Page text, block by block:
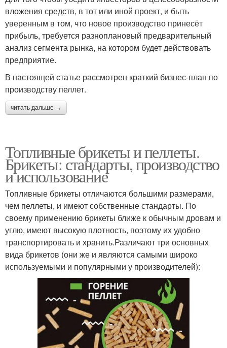
вложения средств, в тот или иной проект, и быть
уверенным в том, что новое производство принесёт
прибыль, требуется разноплановый предварительный
анализ сегмента рынка, на котором будет действовать
предприятие.
В настоящей статье рассмотрен краткий бизнес-план по
производству пеллет.
читать дальше →
Топливные брикеты и пеллеты.
Брикеты: стандарты, производство
и использование
Топливные брикеты отличаются большими размерами,
чем пеллеты, и имеют собственные стандарты. По
своему применению брикеты ближе к обычным дровам и
углю, имеют высокую плотность, поэтому их удобно
транспортировать и хранить.Различают три основных
вида брикетов (они же и являются самыми широко
используемыми и популярными у производителей):